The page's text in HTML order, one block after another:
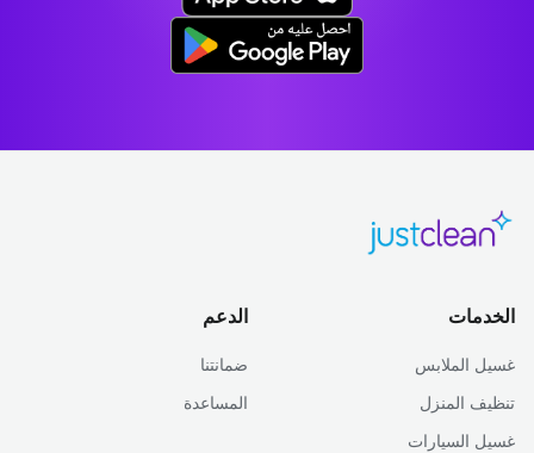
الخدمات
غسيل الملابس
تنظيف المنزل
غسيل السيارات
الدعم
ضمانتنا
المساعدة